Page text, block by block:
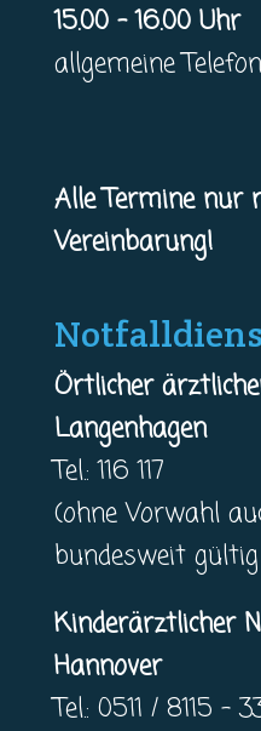
15.00 – 16.00 Uhr
allgemeine
Alle Termine nur
Vereinbarung!
Örtlicher
Langenhagen
Tel.: 116 117
(ohne Vorwahl
bundesweit
Kinderärztlicher
Hannover
Tel.: 0511 / 8115 –